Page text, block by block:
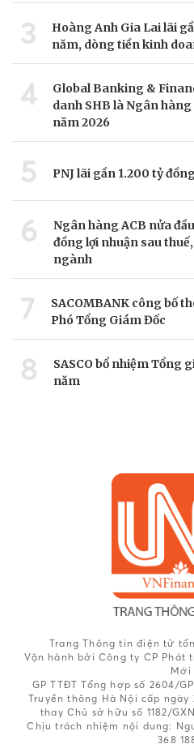
3
Hoàng Anh Gia Lai lãi
năm, dòng tiền kinh
4
Global Banking &
danh SHB là Ngân
năm 2026
5 PNJ lãi gần 1.200 tỷ
6
Ngân hàng ACB nửa
đồng lợi nhuận sau
ngành
7
SACOMBANK công bố
Phó Tổng Giám Đốc
8
SASCO bổ nhiệm Tổng
năm
Trang Thông tin điện tử
Vận hành bởi Công ty CP Phát
Mới
GP TTĐT Tổng hợp số 2604/
Truyền thông Hà Nội cấp ngày
thay Chủ sở hữu số 1182/
Chịu trách nhiệm nội dung:
368